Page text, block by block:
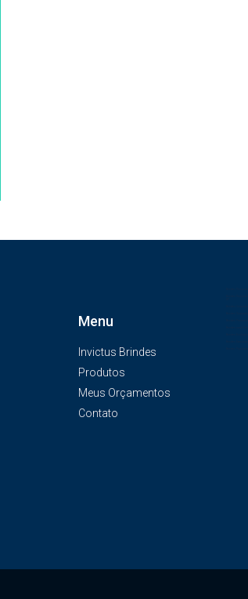
Menu
Invictus Brindes
Produtos
Meus Orçamentos
Contato